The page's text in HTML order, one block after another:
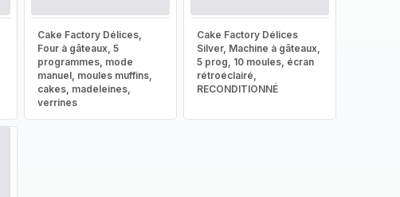
Cake Factory Délices,
Four à gâteaux, 5
programmes, mode
manuel, moules muffins,
cakes, madeleines,
verrines
Cake Factory Délices
Silver, Machine à gâteaux,
5 prog, 10 moules, écran
rétroéclairé,
RECONDITIONNÉ